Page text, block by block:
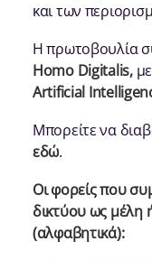
και των
Η πρωτοβουλία
Homo Digitalis,
Artificial
Μπορείτε να
εδώ.
Οι φορείς που
δικτύου ως μέλη
(αλφαβητικά):